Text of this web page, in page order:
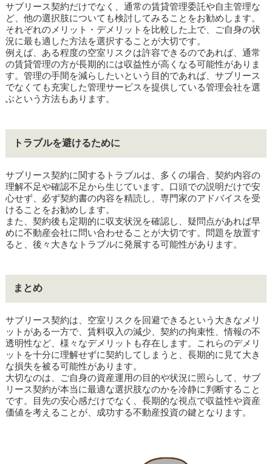
サブリース契約だけでなく、通常の賃貸管理委託や自主管理な
ど、他の選択肢についても検討してみることをお勧めします。
それぞれのメリット・デメリットを比較した上で、ご自身の状
況に最も適した方法を選択することが大切です。
例えば、ある程度の空室リスクは許容できるのであれば、通常
の賃貸管理の方が長期的には収益性が高くなる可能性がありま
す。管理の手間を減らしたいという目的であれば、サブリース
でなくても充実した管理サービスを提供している管理会社を選
ぶという方法もあります。
トラブルを避けるために
サブリース契約に関するトラブルは、多くの場合、契約内容の
理解不足や確認不足から生じています。口頭での説明だけで安
心せず、必ず契約書の内容を精読し、専門家のアドバイスを受
けることをお勧めします。
また、契約後も定期的に収支状況を確認し、疑問点があれば早
めに不動産会社に問い合わせることが大切です。問題を放置す
ると、後々大きなトラブルに発展する可能性があります。
まとめ
サブリース契約は、空室リスクを回避できるという大きなメリ
ットがある一方で、賃料収入の減少、契約の拘束性、情報の不
透明性など、様々なデメリットも存在します。これらのデメリ
ットを十分に理解せずに契約してしまうと、長期的に見て大き
な損失を被る可能性があります。
大切なのは、ご自身の資産運用の目的や状況に照らして、サブ
リース契約が本当に最適な選択肢なのかを冷静に判断すること
です。目先の安心感だけでなく、長期的な視点で収益性や資産
価値を考えることが、成功する不動産投資の鍵となります。